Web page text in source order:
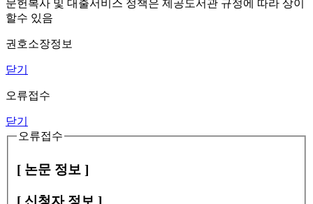
문헌복사 및 대출서비스 정책은 제공도서관 규정에 따라 상이
할수 있음
권호소장정보
닫기
오류접수
닫기
오류접수
[ 논문 정보 ]
[ 신청자 정보 ]